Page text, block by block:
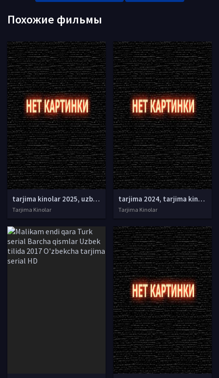
Похожие фильмы
tarjima kinolar 2025, uzbek tarjima kinolar 2025, tarjima kinolar uzbek tilida 2025, tarjima kinolar o zbek 2025, tarjima kinolar o zbek tilida 2025, yangi tarjima kinolar 2025, uzmovi tarjima kinolar 2025, uzmovi com tarjima kinolar 2025, uzbekcha t
Tarjima Kinolar
tarjima 2024, tarjima kinolar 2024, uzbek tarjima 2024, tarjima kinolar tilida tilida 2024, uzbek tilida tarjima 2024, kino tarjima 2024, uzbek tarjima kinolar 2024, tarjima kinolar 2024 uzbek tilida, tarjima kinolar 2024 o zbek, tarjima kinolar 2024
Tarjima Kinolar